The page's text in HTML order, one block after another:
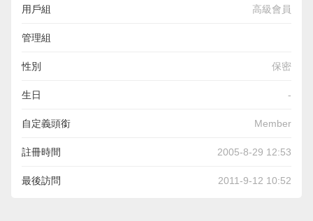
用戶組 高級會員
管理組
性別 保密
生日 -
自定義頭銜 Member
註冊時間 2005-8-29 12:53
最後訪問 2011-9-12 10:52